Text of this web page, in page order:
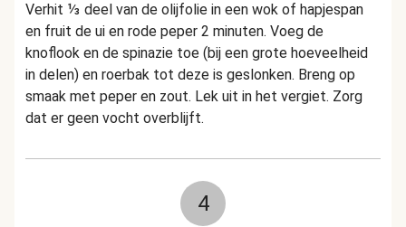
Verhit ⅓ deel van de olijfolie in een wok of hapjespan
en fruit de ui en rode peper 2 minuten. Voeg de
knoflook en de spinazie toe (bij een grote hoeveelheid
in delen) en roerbak tot deze is geslonken. Breng op
smaak met peper en zout. Lek uit in het vergiet. Zorg
dat er geen vocht overblijft.
4